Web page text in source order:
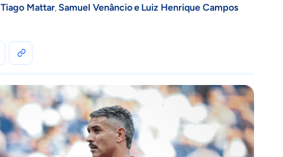
Tiago Mattar Samuel Venâncioe Luiz Henrique Campos